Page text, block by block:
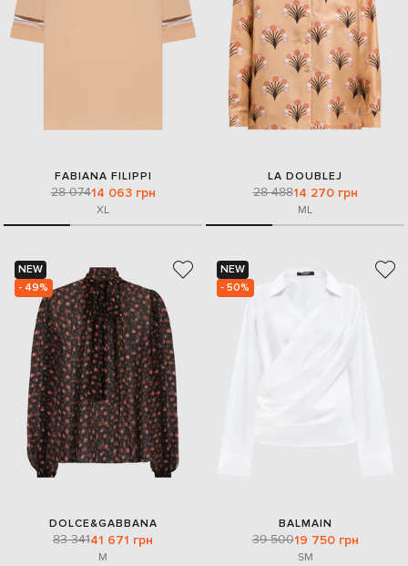
FABIANA FILIPPI
28 07414 063 грн
XL
LA DOUBLEJ
28 48814 270 грн
ML
NEW
- 49%
DOLCE&GABBANA
83 34141 671 грн
M
NEW
- 50%
BALMAIN
39 50019 750 грн
SM